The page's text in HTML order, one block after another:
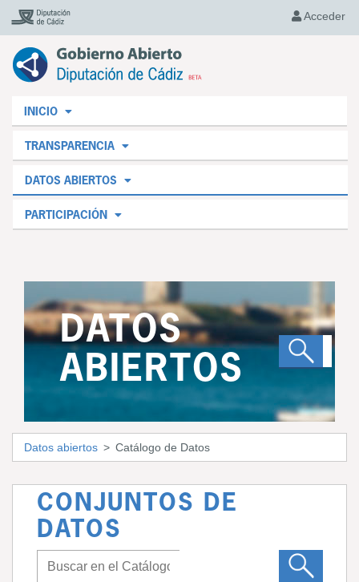
Acceder
INICIO
TRANSPARENCIA
DATOS ABIERTOS
PARTICIPACIÓN
DATOS
ABIERTOS
Datos abiertos Catálogo de Datos
CONJUNTOS DE
DATOS